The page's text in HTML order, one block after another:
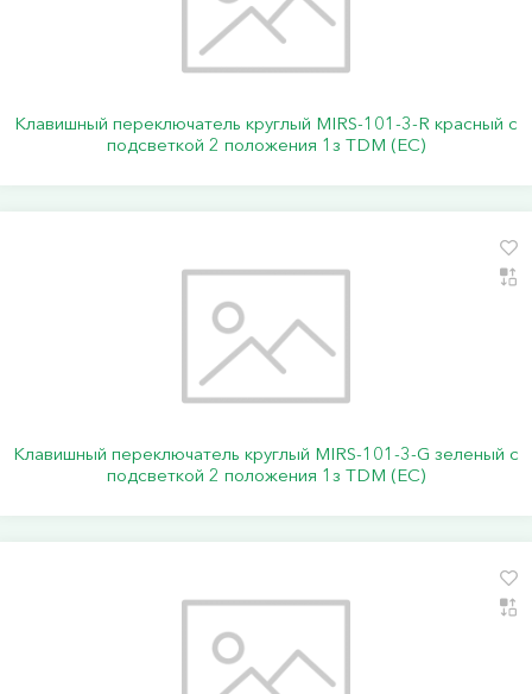
Клавишный переключатель круглый MIRS-101-3-R красный с
подсветкой 2 положения 1з TDM (ЕС)
Клавишный переключатель круглый MIRS-101-3-G зеленый с
подсветкой 2 положения 1з TDM (ЕС)